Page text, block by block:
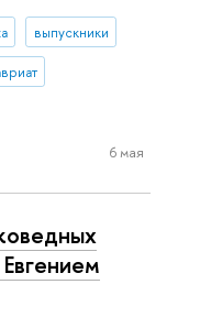
выпускники
6 мая